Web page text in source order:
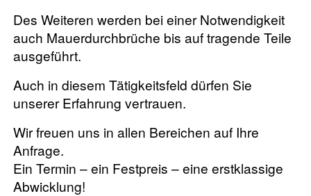
Des Weiteren werden bei einer Notwendigkeit
auch Mauerdurchbrüche bis auf tragende Teile
ausgeführt.
Auch in diesem Tätigkeitsfeld dürfen Sie
unserer Erfahrung vertrauen.
Wir freuen uns in allen Bereichen auf Ihre
Anfrage.
Ein Termin – ein Festpreis – eine erstklassige
Abwicklung!